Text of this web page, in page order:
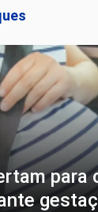
para